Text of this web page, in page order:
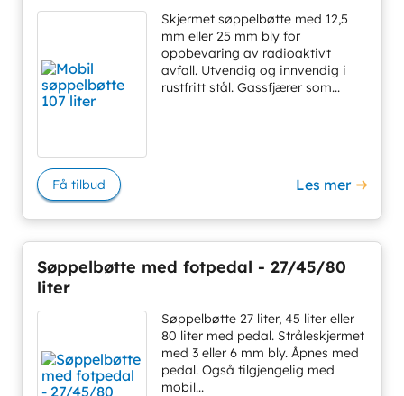
Skjermet søppelbøtte med 12,5
mm eller 25 mm bly for
oppbevaring av radioaktivt
avfall. Utvendig og innvendig i
rustfritt stål. Gassfjærer som...
Få tilbud Les mer
Søppelbøtte med fotpedal - 27/45/80
liter
Søppelbøtte 27 liter, 45 liter eller
80 liter med pedal. Stråleskjermet
med 3 eller 6 mm bly. Åpnes med
pedal. Også tilgjengelig med
mobil...